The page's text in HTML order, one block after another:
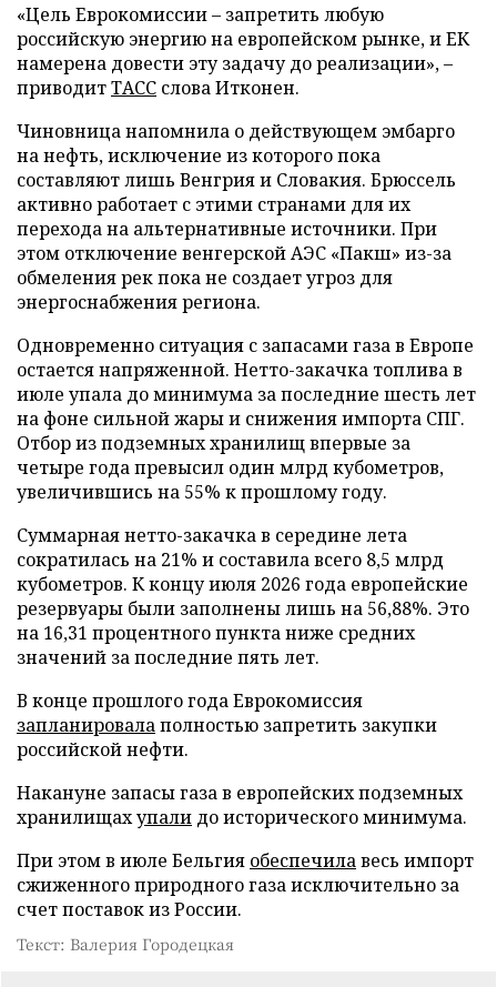
«Цель Еврокомиссии – запретить любую
российскую энергию на европейском рынке, и ЕК
намерена довести эту задачу до реализации», –
приводитТАСС слова Итконен.
Чиновница напомнила о действующем эмбарго
на нефть, исключение из которого пока
составляют лишь Венгрия и Словакия. Брюссель
активно работает с этими странами для их
перехода на альтернативные источники. При
этом отключение венгерской АЭС «Пакш» из-за
обмеления рек пока не создает угроз для
энергоснабжения региона.
Одновременно ситуация с запасами газа в Европе
остается напряженной. Нетто-закачка топлива в
июле упала до минимума за последние шесть лет
на фоне сильной жары и снижения импорта СПГ.
Отбор из подземных хранилищ впервые за
четыре года превысил один млрд кубометров,
увеличившись на 55% к прошлому году.
Суммарная нетто-закачка в середине лета
сократилась на 21% и составила всего 8,5 млрд
кубометров. К концу июля 2026 года европейские
резервуары были заполнены лишь на 56,88%. Это
на 16,31 процентного пункта ниже средних
значений за последние пять лет.
В конце прошлого года Еврокомиссия
запланировалаполностью запретить закупки
российской нефти.
Накануне запасы газа в европейских подземных
хранилищахупали до исторического минимума.
При этом в июле Бельгия обеспечилавесь импорт
сжиженного природного газа исключительно за
счет поставок из России.
Текст: Валерия Городецкая